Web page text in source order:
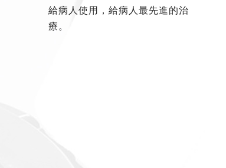
給病人使用，給病人最先進的治
療。